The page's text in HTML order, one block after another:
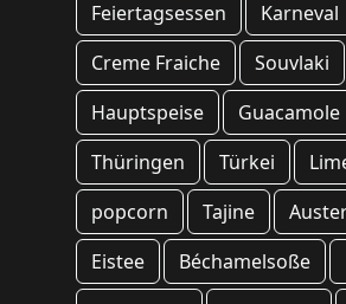
Feiertagsessen
Karneval
Creme Fraiche
Souvlaki
Hauptspeise
Guacamole
Thüringen
Türkei
popcorn
Tajine
Eistee
Béchamelsoße